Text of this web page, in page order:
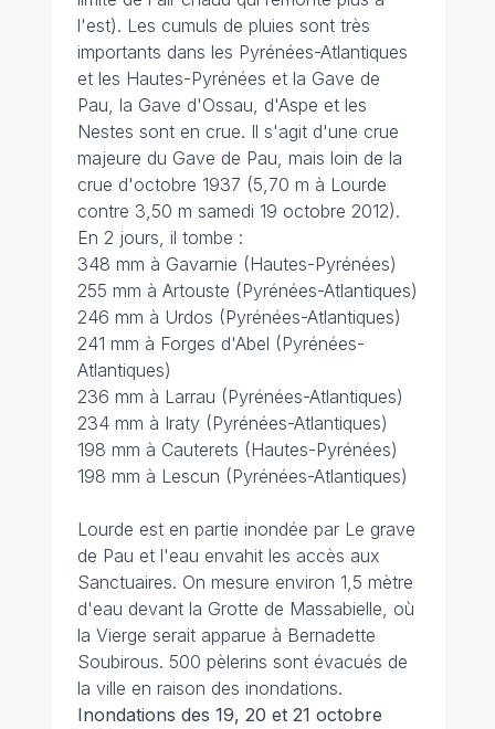
l'est). Les cumuls de pluies sont très
importants dans les Pyrénées-Atlantiques
et les Hautes-Pyrénées et la Gave de
Pau, la Gave d'Ossau, d'Aspe et les
Nestes sont en crue. Il s'agit d'une crue
majeure du Gave de Pau, mais loin de la
crue d'octobre 1937 (5,70 m à Lourde
contre 3,50 m samedi 19 octobre 2012).
En 2 jours, il tombe :
348 mm à Gavarnie (Hautes-Pyrénées)
255 mm à Artouste (Pyrénées-Atlantiques)
246 mm à Urdos (Pyrénées-Atlantiques)
241 mm à Forges d'Abel (Pyrénées-
Atlantiques)
236 mm à Larrau (Pyrénées-Atlantiques)
234 mm à Iraty (Pyrénées-Atlantiques)
198 mm à Cauterets (Hautes-Pyrénées)
198 mm à Lescun (Pyrénées-Atlantiques)
Lourde est en partie inondée par Le grave
de Pau et l'eau envahit les accès aux
Sanctuaires. On mesure environ 1,5 mètre
d'eau devant la Grotte de Massabielle, où
la Vierge serait apparue à Bernadette
Soubirous. 500 pèlerins sont évacués de
la ville en raison des inondations.
Inondations des 19, 20 et 21 octobre